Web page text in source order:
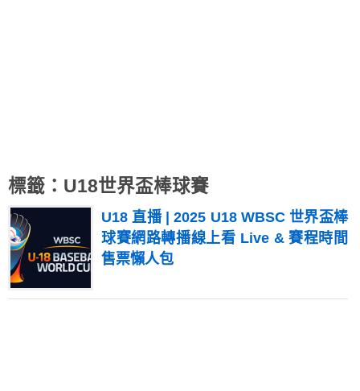
標籤：U18世界盃棒球賽
U18 直播 | 2025 U18 WBSC 世界盃棒
球賽網路轉播線上看 Live & 賽程時間
售票懶人包